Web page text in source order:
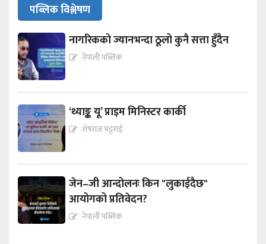
पब्लिक विश्लेषण
नागरिकको ज्यानभन्दा ठूलो कुनै सत्ता हुँदैन
नेपाली पब्लिक
‘थ्याङ्क यू’ प्राइम मिनिस्टर कार्की
शेषराज भट्टराई
जेन–जी आन्दोलनः किन "लुकाईदैछ"
आयोगको प्रतिवेदन?
नेपाली पब्लिक